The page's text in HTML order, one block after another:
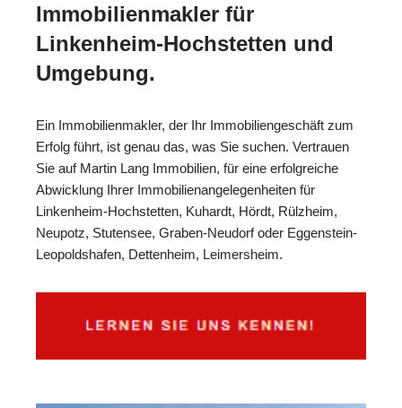
Immobilienmakler für
Linkenheim-Hochstetten und
Umgebung.
Ein Immobilienmakler, der Ihr Immobiliengeschäft zum
Erfolg führt, ist genau das, was Sie suchen. Vertrauen
Sie auf Martin Lang Immobilien, für eine erfolgreiche
Abwicklung Ihrer Immobilienangelegenheiten für
Linkenheim-Hochstetten, Kuhardt, Hördt, Rülzheim,
Neupotz, Stutensee, Graben-Neudorf oder Eggenstein-
Leopoldshafen, Dettenheim, Leimersheim.